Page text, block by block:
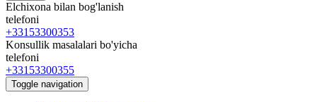
Elchixona bilan bog'lanish
telefoni
+33153300353
Konsullik masalalari bo'yicha
telefoni
+33153300355
Toggle navigation